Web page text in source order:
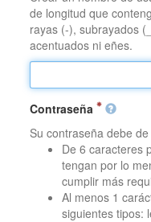
de longitud que
rayas (-), subrayados
acentuados ni eñes.
Contraseña
Su contraseña debe
De 6 caracteres
tengan por lo
cumplir más
Al menos 1
siguientes tipos: